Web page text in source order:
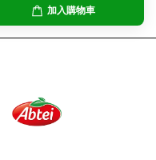
加入購物車